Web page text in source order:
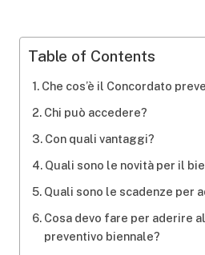
Table of Contents
Che cos’è il Concordato
Chi può accedere?
Con quali vantaggi?
Quali sono le novità per il
Quali sono le scadenze per
Cosa devo fare per aderire
preventivo biennale?